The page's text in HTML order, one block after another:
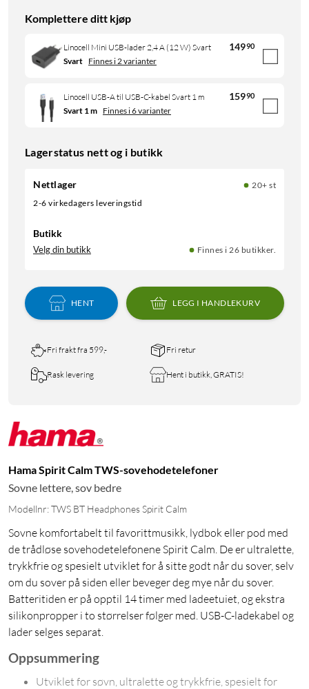
Komplettere ditt kjøp
Linocell Mini USB-lader 2,4 A (12 W) Svart 14990
Svart Finnes i 2 varianter
Linocell USB-A til USB-C-kabel Svart 1 m 15990
Svart 1 m Finnes i 6 varianter
Lagerstatus nett og i butikk
Nettlager
20+ st
2-6 virkedagers leveringstid
Butikk
Velg din butikk Finnes i 26 butikker.
HENT LEGG I HANDLEKURV
Fri frakt fra 599,- Fri retur
Rask levering Hent i butikk, GRATIS!
Hama Spirit Calm TWS-sovehodetelefoner
Sovne lettere, sov bedre
Modellnr: TWS BT Headphones Spirit Calm
Sovne komfortabelt til favorittmusikk, lydbok eller pod med
de trådløse sovehodetelefonene Spirit Calm. De er ultralette,
trykkfrie og spesielt utviklet for å sitte godt når du sover, selv
om du sover på siden eller beveger deg mye når du sover.
Batteritiden er på opptil 14 timer med ladeetuiet, og ekstra
silikonpropper i to størrelser følger med. USB-C-ladekabel og
lader selges separat.
Oppsummering
Utviklet for søvn, ultralette og trykkfrie, spesielt for